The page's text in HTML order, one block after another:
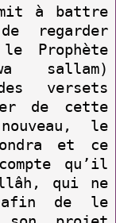
à battre
regarder
Prophète
sallam)
versets
de cette
le
et ce
qu’il
qui ne
afin de le